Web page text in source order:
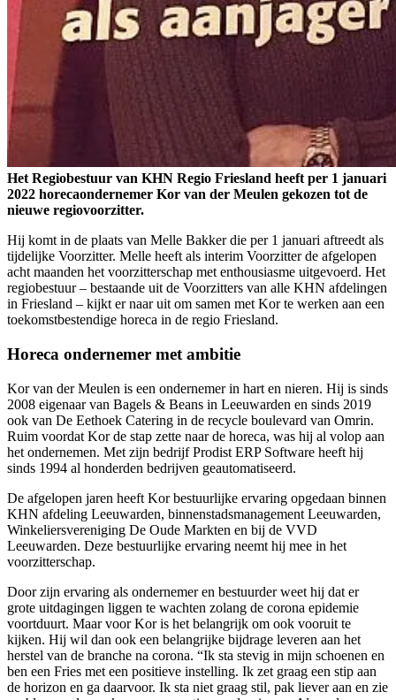
Het Regiobestuur van KHN Regio Friesland heeft per 1 januari
2022 horecaondernemer Kor van der Meulen gekozen tot de
nieuwe regiovoorzitter.
Hij komt in de plaats van Melle Bakker die per 1 januari aftreedt als
tijdelijke Voorzitter. Melle heeft als interim Voorzitter de afgelopen
acht maanden het voorzitterschap met enthousiasme uitgevoerd. Het
regiobestuur – bestaande uit de Voorzitters van alle KHN afdelingen
in Friesland – kijkt er naar uit om samen met Kor te werken aan een
toekomstbestendige horeca in de regio Friesland.
Horeca ondernemer met ambitie
Kor van der Meulen is een ondernemer in hart en nieren. Hij is sinds
2008 eigenaar van Bagels & Beans in Leeuwarden en sinds 2019
ook van De Eethoek Catering in de recycle boulevard van Omrin.
Ruim voordat Kor de stap zette naar de horeca, was hij al volop aan
het ondernemen. Met zijn bedrijf Prodist ERP Software heeft hij
sinds 1994 al honderden bedrijven geautomatiseerd.
De afgelopen jaren heeft Kor bestuurlijke ervaring opgedaan binnen
KHN afdeling Leeuwarden, binnenstadsmanagement Leeuwarden,
Winkeliersvereniging De Oude Markten en bij de VVD
Leeuwarden. Deze bestuurlijke ervaring neemt hij mee in het
voorzitterschap.
Door zijn ervaring als ondernemer en bestuurder weet hij dat er
grote uitdagingen liggen te wachten zolang de corona epidemie
voortduurt. Maar voor Kor is het belangrijk om ook vooruit te
kijken. Hij wil dan ook een belangrijke bijdrage leveren aan het
herstel van de branche na corona. “Ik sta stevig in mijn schoenen en
ben een Fries met een positieve instelling. Ik zet graag een stip aan
de horizon en ga daarvoor. Ik sta niet graag stil, pak liever aan en zie